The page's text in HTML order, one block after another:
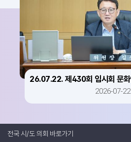
2026-07-22
전국 시/도 의회 바로가기